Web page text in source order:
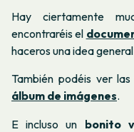
Hay ciertamente
encontraréis el
haceros una idea
También podéis ver
álbum de imágenes.
E incluso un bonito